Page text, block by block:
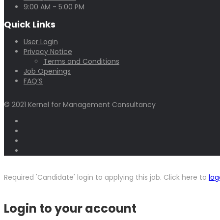
9:00 AM - 5:00 PM
Quick Links
User Login
Privacy Notice
Terms and Conditions
Job Openings
FAQ’S
© 2021 Kernel for Management Consultancy
Required 'Candidate' login to applying this job. Click here to
Login to your account